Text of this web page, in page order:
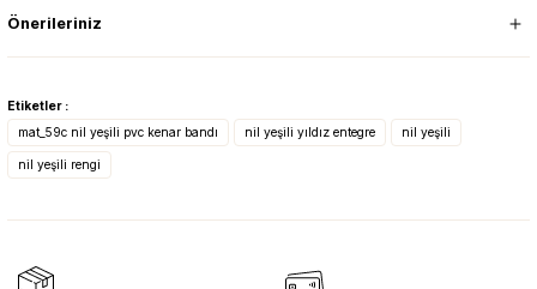
Önerileriniz
Etiketler :
mat_59c nil yeşili pvc kenar bandı
nil yeşili yıldız entegre nil yeşili
nil yeşili rengi